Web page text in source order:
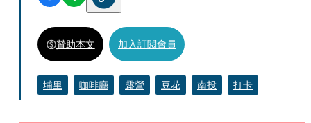
贊助本文 加入訂閱會員
埔里 咖啡廳 露營 豆花 南投 打卡